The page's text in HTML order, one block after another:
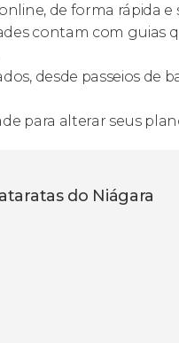
de forma rápida e
contam com guias
desde passeios de
para alterar seus
do Niágara